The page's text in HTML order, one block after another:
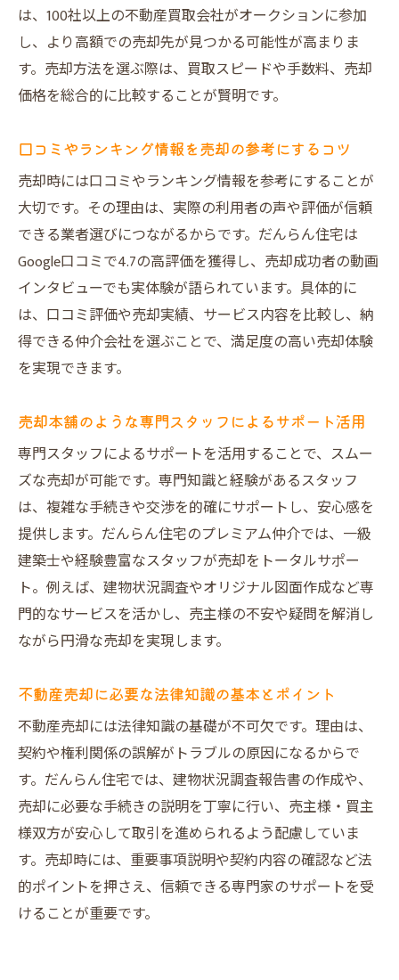
は、100社以上の不動産買取会社がオークションに参加
し、より高額での売却先が見つかる可能性が高まりま
す。売却方法を選ぶ際は、買取スピードや手数料、売却
価格を総合的に比較することが賢明です。
口コミやランキング情報を売却の参考にするコツ
売却時には口コミやランキング情報を参考にすることが
大切です。その理由は、実際の利用者の声や評価が信頼
できる業者選びにつながるからです。だんらん住宅は
Google口コミで4.7の高評価を獲得し、売却成功者の動画
インタビューでも実体験が語られています。具体的に
は、口コミ評価や売却実績、サービス内容を比較し、納
得できる仲介会社を選ぶことで、満足度の高い売却体験
を実現できます。
売却本舗のような専門スタッフによるサポート活用
専門スタッフによるサポートを活用することで、スムー
ズな売却が可能です。専門知識と経験があるスタッフ
は、複雑な手続きや交渉を的確にサポートし、安心感を
提供します。だんらん住宅のプレミアム仲介では、一級
建築士や経験豊富なスタッフが売却をトータルサポー
ト。例えば、建物状況調査やオリジナル図面作成など専
門的なサービスを活かし、売主様の不安や疑問を解消し
ながら円滑な売却を実現します。
不動産売却に必要な法律知識の基本とポイント
不動産売却には法律知識の基礎が不可欠です。理由は、
契約や権利関係の誤解がトラブルの原因になるからで
す。だんらん住宅では、建物状況調査報告書の作成や、
売却に必要な手続きの説明を丁寧に行い、売主様・買主
様双方が安心して取引を進められるよう配慮していま
す。売却時には、重要事項説明や契約内容の確認など法
的ポイントを押さえ、信頼できる専門家のサポートを受
けることが重要です。